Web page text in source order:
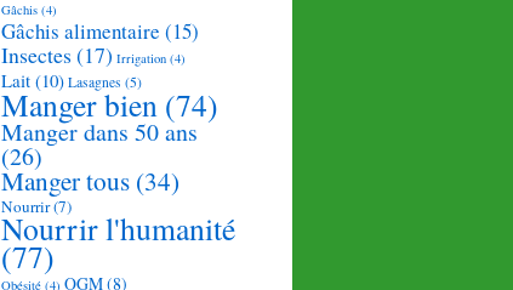
Gâchis (4)
Gâchis alimentaire (15)
Insectes (17) Irrigation (4)
Lait (10) Lasagnes (5)
Manger bien (74)
Manger dans 50 ans
(26)
Manger tous (34)
Nourrir(7)
Nourrir l'humanité
(77)
Obésité (4) OGM(8)